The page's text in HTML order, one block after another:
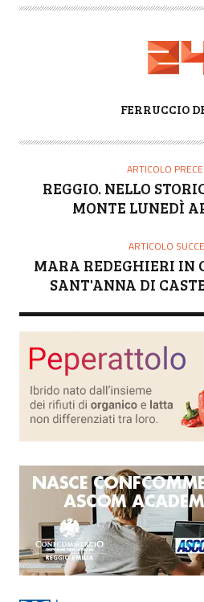
T
FERRUCCIO
ARTICOLO
REGGIO. NELLO
MONTE LUNEDÌ
ARTICOLO
MARA REDEGHIERI IN
SANT'ANNA DI